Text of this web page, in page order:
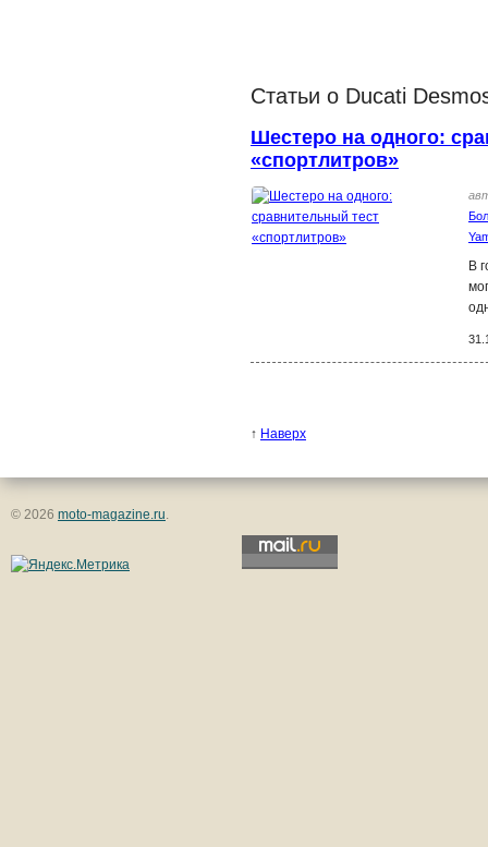
Статьи о Ducati
Шестеро на одного:
«спортлитров»
В
↑ Наверх
© 2026 moto-magazine.ru